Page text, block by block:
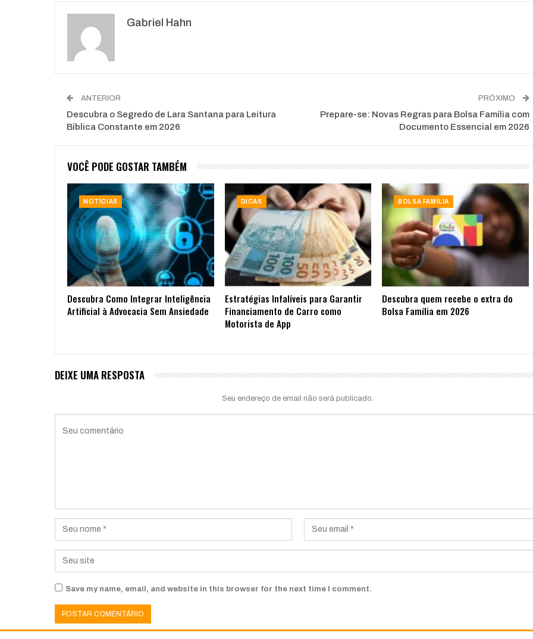
Gabriel Hahn
ANTERIOR
Descubra o Segredo de Lara Santana para Leitura
Bíblica Constante em 2026
PRÓXIMO
Prepare-se: Novas Regras para Bolsa Família com
Documento Essencial em 2026
VOCÊ PODE GOSTAR TAMBÉM
NOTÍCIAS
Descubra Como Integrar Inteligência
Artificial à Advocacia Sem Ansiedade
DICAS
Estratégias Infalíveis para Garantir
Financiamento de Carro como
Motorista de App
BOLSA FAMÍLIA
Descubra quem recebe o extra do
Bolsa Família em 2026
DEIXE UMA RESPOSTA
Seu endereço de email não será publicado.
Save my name, email, and website in this browser for the next time I comment.